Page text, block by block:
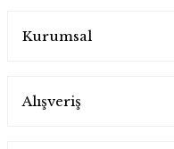
Kurumsal
Alışveriş